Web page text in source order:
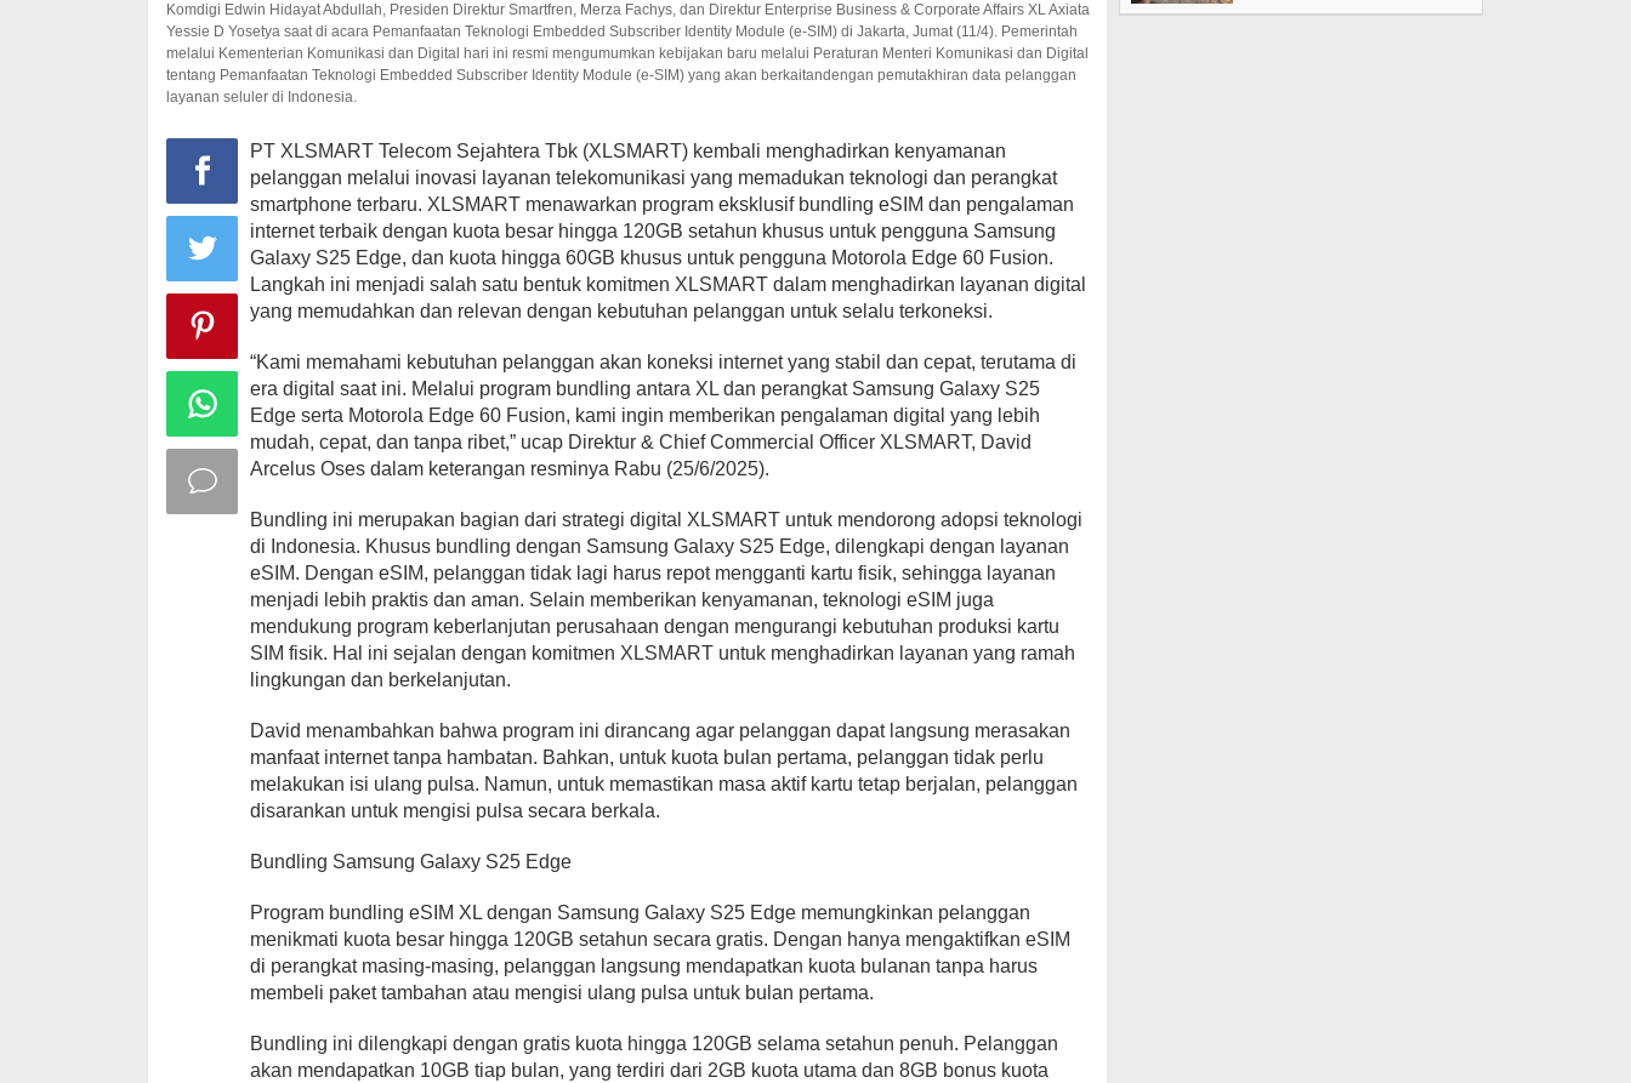
Komdigi Edwin Hidayat Abdullah, Presiden Direktur Smartfren, Merza Fachys, dan Direktur Enterprise Business & Corporate Affairs XL Axiata
Yessie D Yosetya saat di acara Pemanfaatan Teknologi Embedded Subscriber Identity Module (e-SIM) di Jakarta, Jumat (11/4). Pemerintah
melalui Kementerian Komunikasi dan Digital hari ini resmi mengumumkan kebijakan baru melalui Peraturan Menteri Komunikasi dan Digital
tentang Pemanfaatan Teknologi Embedded Subscriber Identity Module (e-SIM) yang akan berkaitandengan pemutakhiran data pelanggan
layanan seluler di Indonesia.
PT XLSMART Telecom Sejahtera Tbk (XLSMART) kembali menghadirkan kenyamanan
pelanggan melalui inovasi layanan telekomunikasi yang memadukan teknologi dan perangkat
smartphone terbaru. XLSMART menawarkan program eksklusif bundling eSIM dan pengalaman
internet terbaik dengan kuota besar hingga 120GB setahun khusus untuk pengguna Samsung
Galaxy S25 Edge, dan kuota hingga 60GB khusus untuk pengguna Motorola Edge 60 Fusion.
Langkah ini menjadi salah satu bentuk komitmen XLSMART dalam menghadirkan layanan digital
yang memudahkan dan relevan dengan kebutuhan pelanggan untuk selalu terkoneksi.
“Kami memahami kebutuhan pelanggan akan koneksi internet yang stabil dan cepat, terutama di
era digital saat ini. Melalui program bundling antara XL dan perangkat Samsung Galaxy S25
Edge serta Motorola Edge 60 Fusion, kami ingin memberikan pengalaman digital yang lebih
mudah, cepat, dan tanpa ribet,” ucap Direktur & Chief Commercial Officer XLSMART, David
Arcelus Oses dalam keterangan resminya Rabu (25/6/2025).
Bundling ini merupakan bagian dari strategi digital XLSMART untuk mendorong adopsi teknologi
di Indonesia. Khusus bundling dengan Samsung Galaxy S25 Edge, dilengkapi dengan layanan
eSIM. Dengan eSIM, pelanggan tidak lagi harus repot mengganti kartu fisik, sehingga layanan
menjadi lebih praktis dan aman. Selain memberikan kenyamanan, teknologi eSIM juga
mendukung program keberlanjutan perusahaan dengan mengurangi kebutuhan produksi kartu
SIM fisik. Hal ini sejalan dengan komitmen XLSMART untuk menghadirkan layanan yang ramah
lingkungan dan berkelanjutan.
David menambahkan bahwa program ini dirancang agar pelanggan dapat langsung merasakan
manfaat internet tanpa hambatan. Bahkan, untuk kuota bulan pertama, pelanggan tidak perlu
melakukan isi ulang pulsa. Namun, untuk memastikan masa aktif kartu tetap berjalan, pelanggan
disarankan untuk mengisi pulsa secara berkala.
Bundling Samsung Galaxy S25 Edge
Program bundling eSIM XL dengan Samsung Galaxy S25 Edge memungkinkan pelanggan
menikmati kuota besar hingga 120GB setahun secara gratis. Dengan hanya mengaktifkan eSIM
di perangkat masing-masing, pelanggan langsung mendapatkan kuota bulanan tanpa harus
membeli paket tambahan atau mengisi ulang pulsa untuk bulan pertama.
Bundling ini dilengkapi dengan gratis kuota hingga 120GB selama setahun penuh. Pelanggan
akan mendapatkan 10GB tiap bulan, yang terdiri dari 2GB kuota utama dan 8GB bonus kuota